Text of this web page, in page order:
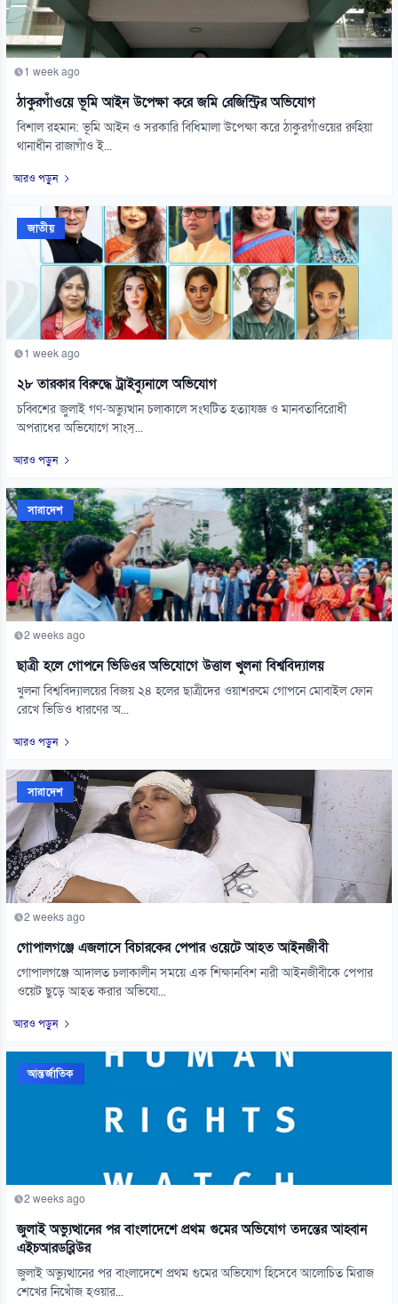
1 week ago
ঠাকুরগাঁওয়ে ভূমি আইন উপেক্ষা করে জমি রেজিস্ট্রির অভিযোগ
বিশাল রহমান: ভূমি আইন ও সরকারি বিধিমালা উপেক্ষা করে ঠাকুরগাঁওয়ের রুহিয়া
থানাধীন রাজাগাঁও ই...
আরও পড়ুন
জাতীয়
1 week ago
২৮ তারকার বিরুদ্ধে ট্রাইব্যুনালে অভিযোগ
চব্বিশের জুলাই গণ-অভ্যুত্থান চলাকালে সংঘটিত হত্যাযজ্ঞ ও মানবতাবিরোধী
অপরাধের অভিযোগে সাংস্...
আরও পড়ুন
সারাদেশ
2 weeks ago
ছাত্রী হলে গোপনে ভিডিওর অভিযোগে উত্তাল খুলনা বিশ্ববিদ্যালয়
খুলনা বিশ্ববিদ্যালয়ের বিজয় ২৪ হলের ছাত্রীদের ওয়াশরুমে গোপনে মোবাইল ফোন
রেখে ভিডিও ধারণের অ...
আরও পড়ুন
সারাদেশ
2 weeks ago
গোপালগঞ্জে এজলাসে বিচারকের পেপার ওয়েটে আহত আইনজীবী
গোপালগঞ্জে আদালত চলাকালীন সময়ে এক শিক্ষানবিশ নারী আইনজীবীকে পেপার
ওয়েট ছুড়ে আহত করার অভিযো...
আরও পড়ুন
আন্তর্জাতিক
2 weeks ago
জুলাই অভ্যুত্থানের পর বাংলাদেশে প্রথম গুমের অভিযোগ তদন্তের আহ্বান
এইচআরডব্লিউর
জুলাই অভ্যুত্থানের পর বাংলাদেশে প্রথম গুমের অভিযোগ হিসেবে আলোচিত মিরাজ
শেখের নিখোঁজ হওয়ার...